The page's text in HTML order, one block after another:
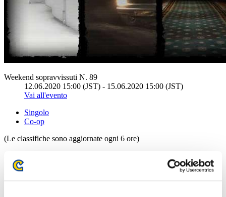
Weekend sopravvissuti N. 89
12.06.2020 15:00 (JST) - 15.06.2020 15:00 (JST)
Vai all'evento
Singolo
Co-op
(Le classifiche sono aggiornate ogni 6 ore)
Classifiche